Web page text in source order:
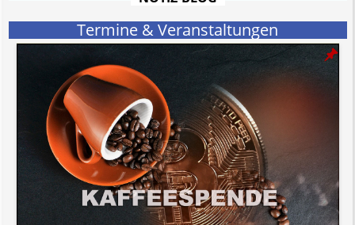
informativen Charakter.
Bitte beachten Sie in dem Zusammenhang auch unsereAGB.
Termine & Veranstaltungen